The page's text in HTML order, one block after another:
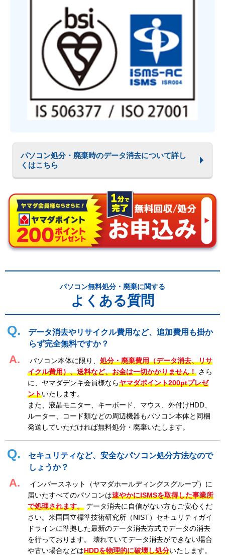
パソコン処分・廃棄時のデータ消去について詳し
くはこちら
パソコン無料処分・廃棄に関する
よくある質問
データ消去やリサイクル費用など、追加費用も掛か
らず完全無料ですか？
パソコン本体に限り、 処分・廃棄費用（データ消去、リサ
イクル費用）、送料など、お金は一切かかりません！ さら
に、ヤマダデンキ会員様ならヤマダポイント200ptプレゼ
ントいたします。
また、液晶モニター、キーボード、マウス、外付けHDD、
ルーター、コード類などの周辺機器もパソコン本体と同梱
発送していただければ無料処分・廃棄いたします。
セキュリティなど、安全なパソコン処分方法なので
しょうか？
インバースネット（ヤマダホールディングスグループ）に
届いたすべてのパソコンは速やかにISMSを取得した事業所
で処理されます。 データ消去に自信がない方もご安心くだ
さい。米国国立標準技術研究所（NIST）セキュリティガイ
ドラインに準拠した最新のデータ消去方式でデータの消去
を行っております。 壊れていてデータ消去ができない場合
や古い場合などはHDDを物理的に破壊し処分いたします。